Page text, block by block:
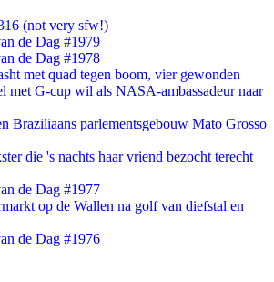
(not very sfw!)
de Dag #1979
de Dag #1978
met quad tegen boom, vier gewonden
met G-cup wil als NASA-ambassadeur naar
Braziliaans parlementsgebouw Mato Grosso
die 's nachts haar vriend bezocht terecht
de Dag #1977
op de Wallen na golf van diefstal en
de Dag #1976